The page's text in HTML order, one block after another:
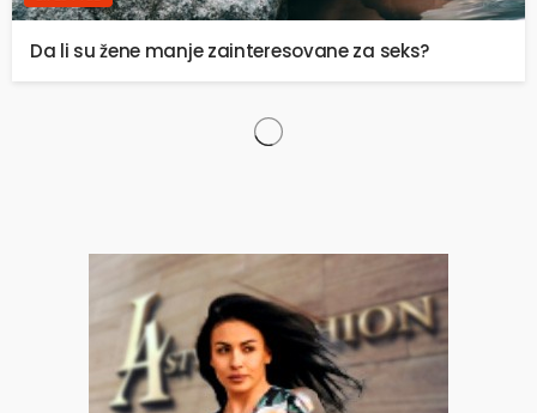
Da li su žene manje zainteresovane za seks?